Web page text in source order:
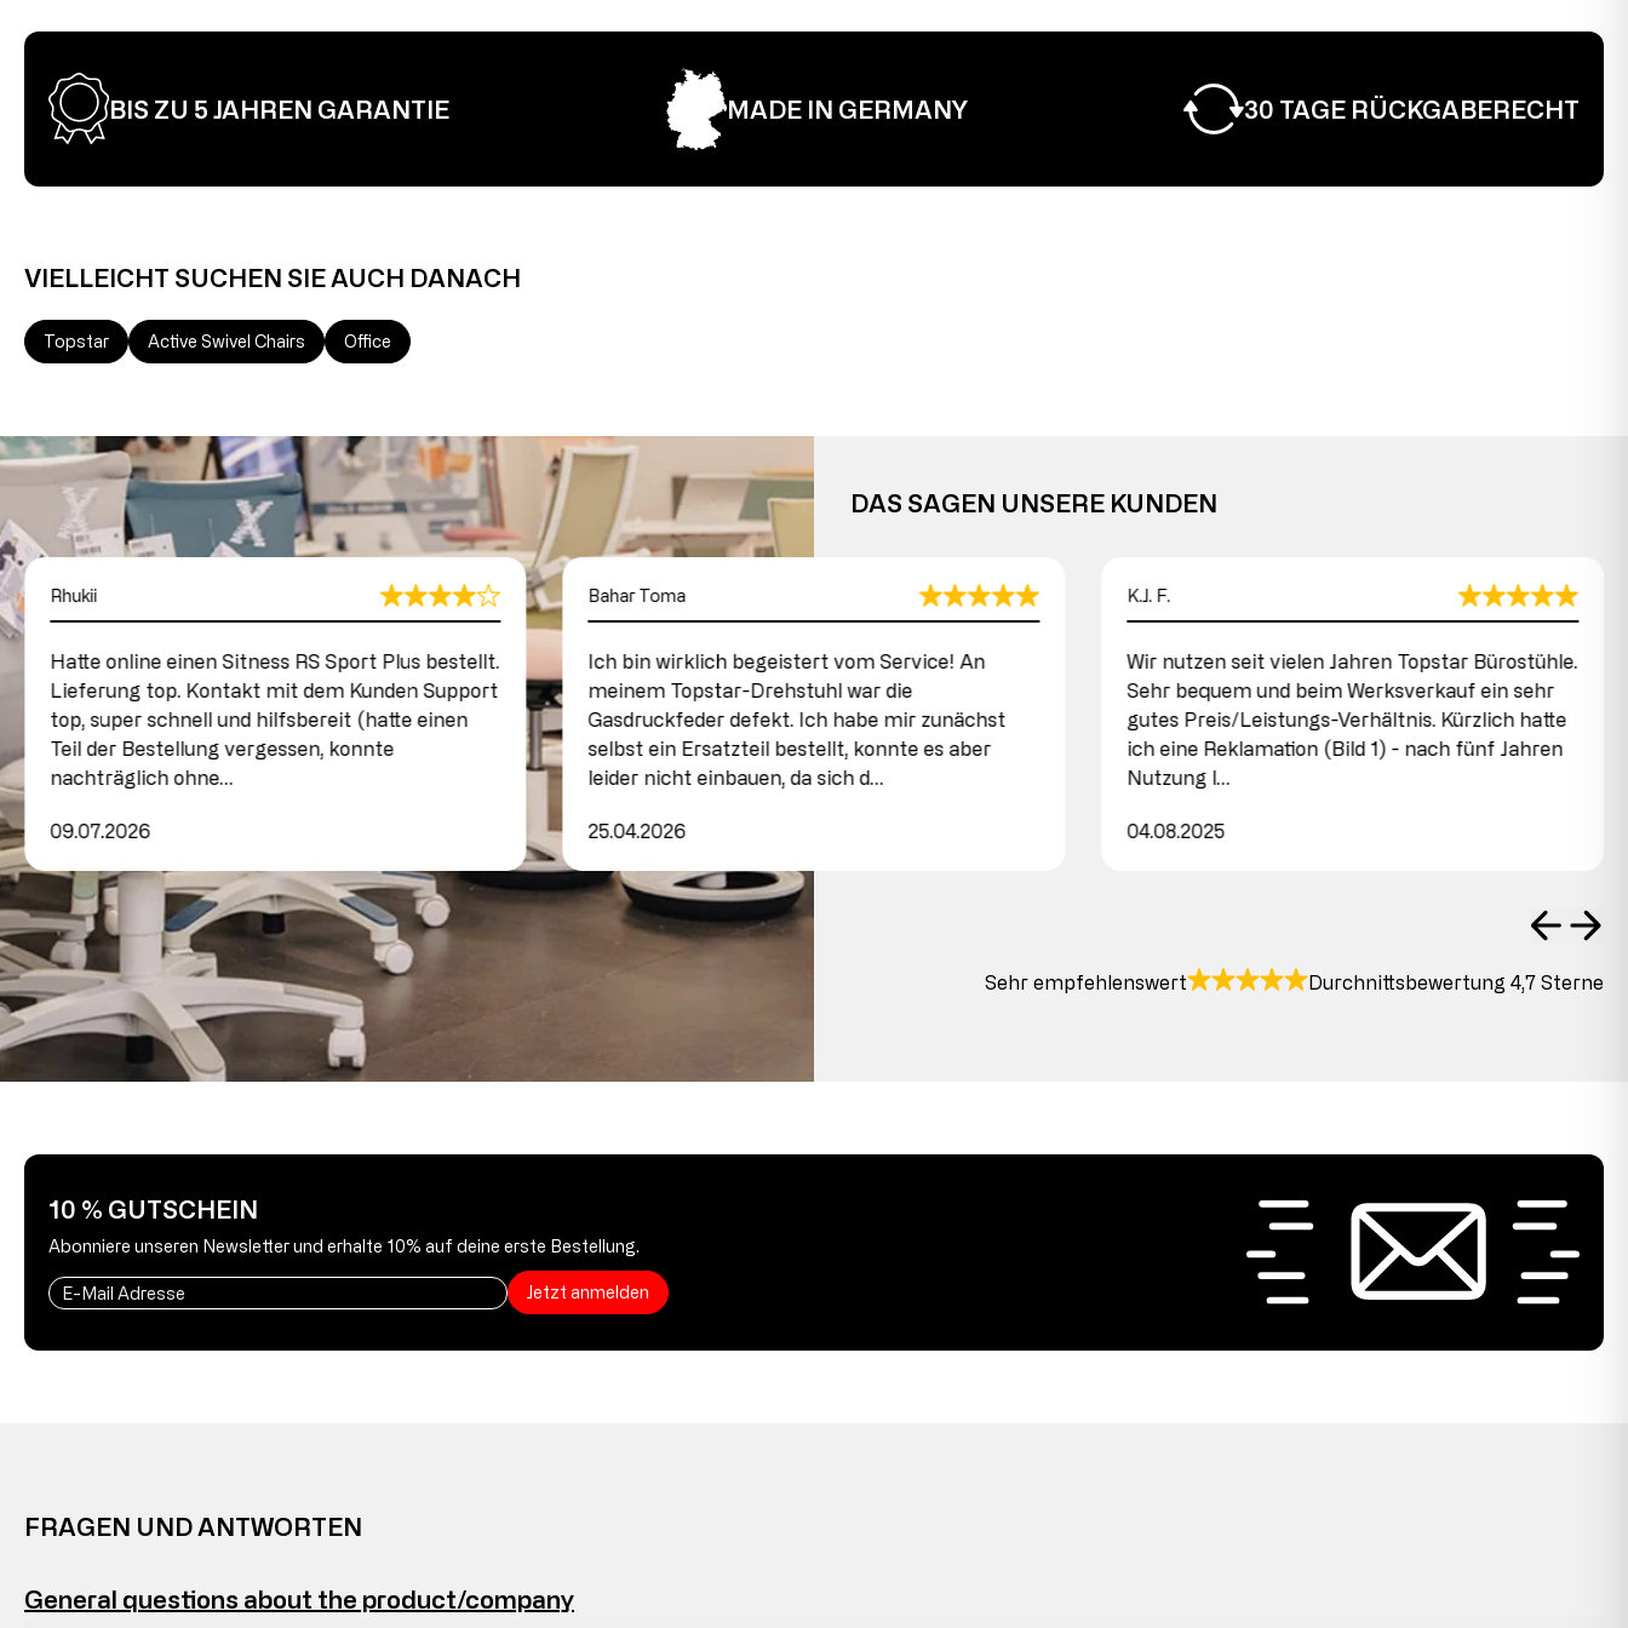
BIS ZU 5 JAHREN GARANTIE MADE IN GERMANY 30 TAGE RÜCKGABERECHT
VIELLEICHT SUCHEN SIE AUCH DANACH
Topstar Active Swivel Chairs Office
DAS SAGEN UNSERE KUNDEN
Sehr empfehlenswert Durchnittsbewertung 4,7 Sterne
Rhukii
Hatte online einen Sitness RS Sport Plus bestellt.
Lieferung top. Kontakt mit dem Kunden Support
top, super schnell und hilfsbereit (hatte einen
Teil der Bestellung vergessen, konnte
nachträglich ohne…
09.07.2026
Bahar Toma
Ich bin wirklich begeistert vom Service! An
meinem Topstar-Drehstuhl war die
Gasdruckfeder defekt. Ich habe mir zunächst
selbst ein Ersatzteil bestellt, konnte es aber
leider nicht einbauen, da sich d…
25.04.2026
K.J. F.
Wir nutzen seit vielen Jahren Topstar Bürostühle.
Sehr bequem und beim Werksverkauf ein sehr
gutes Preis/Leistungs-Verhältnis. Kürzlich hatte
ich eine Reklamation (Bild 1) - nach fünf Jahren
Nutzung l…
04.08.2025
10 % GUTSCHEIN
Abonniere unseren Newsletter und erhalte 10% auf deine erste Bestellung.
Jetzt anmelden
FRAGEN UND ANTWORTEN
General questions about the product/company